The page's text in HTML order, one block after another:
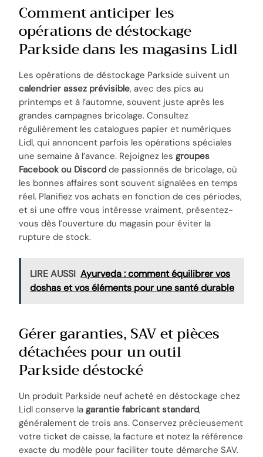
Comment anticiper les
opérations de déstockage
Parkside dans les magasins Lidl
Les opérations de déstockage Parkside suivent un
calendrier assez prévisible, avec des pics au
printemps et à l’automne, souvent juste après les
grandes campagnes bricolage. Consultez
régulièrement les catalogues papier et numériques
Lidl, qui annoncent parfois les opérations spéciales
une semaine à l’avance. Rejoignez lesgroupes
Facebook ou Discord de passionnés de bricolage, où
les bonnes affaires sont souvent signalées en temps
réel. Planifiez vos achats en fonction de ces périodes,
et si une offre vous intéresse vraiment, présentez-
vous dès l’ouverture du magasin pour éviter la
rupture de stock.
LIRE AUSSI Ayurveda : comment équilibrer vos
doshas et vos éléments pour une santé durable
Gérer garanties, SAV et pièces
détachées pour un outil
Parkside déstocké
Un produit Parkside neuf acheté en déstockage chez
Lidl conserve lagarantie fabricant standard,
généralement de trois ans. Conservez précieusement
votre ticket de caisse, la facture et notez la référence
exacte du modèle pour faciliter toute démarche SAV.